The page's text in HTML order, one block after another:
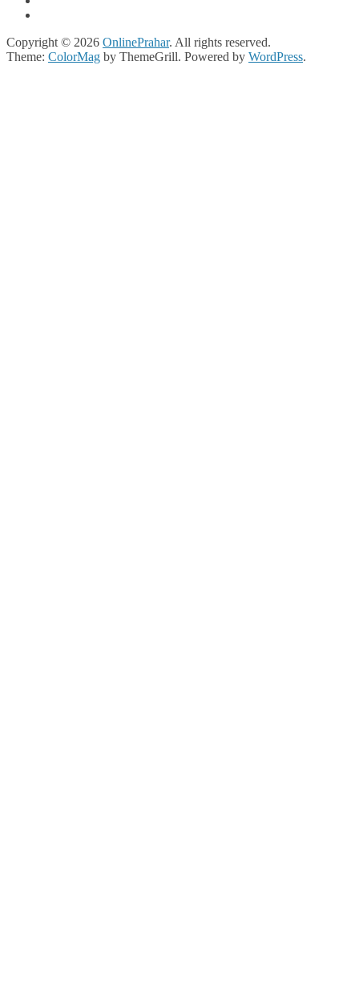
Copyright © 2026 OnlinePrahar. All rights reserved.
Theme: ColorMag by ThemeGrill. Powered by WordPress.